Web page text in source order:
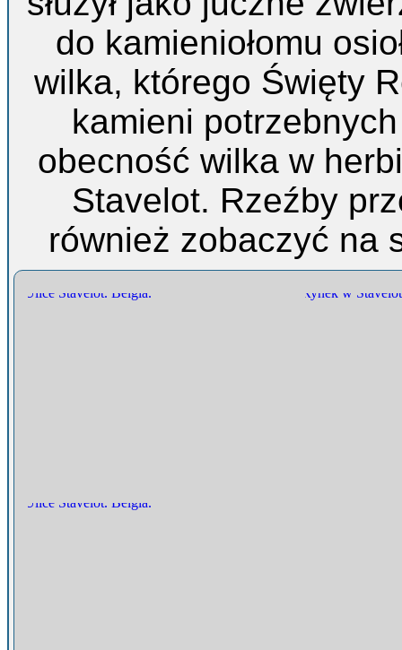
do kamieniołomu
wilka, którego Święty
kamieni
obecność wilka w
Stavelot. Rzeźby
również zobaczyć na